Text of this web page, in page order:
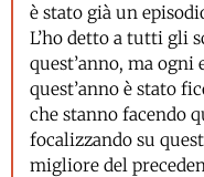
è stato già un
L’ho detto a tutti gli
quest’anno, ma
quest’anno è stato
che stanno facendo
focalizzando su
migliore del